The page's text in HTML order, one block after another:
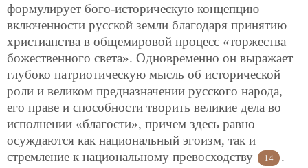
формулирует бого-историческую концепцию
включенности русской земли благодаря принятию
христианства в общемировой процесс «торжества
божественного света». Одновременно он выражает
глубоко патриотическую мысль об исторической
роли и великом предназначении русского народа,
его праве и способности творить великие дела во
исполнении «благости», причем здесь равно
осуждаются как национальный эгоизм, так и
стремление к национальному превосходству
14 .